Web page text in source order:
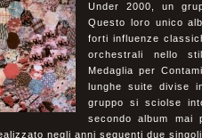
Under 2000, un
Questo loro unico
forti influenze
orchestrali nello
Medaglia per
lunghe suite divise
gruppo si sciolse
secondo album mai
negli anni seguenti due